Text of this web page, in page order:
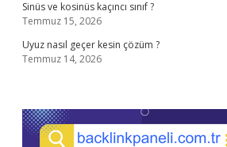
Sinüs ve kosinüs kaçıncı sınıf ?
Temmuz 15, 2026
Uyuz nasıl geçer kesin çözüm ?
Temmuz 14, 2026